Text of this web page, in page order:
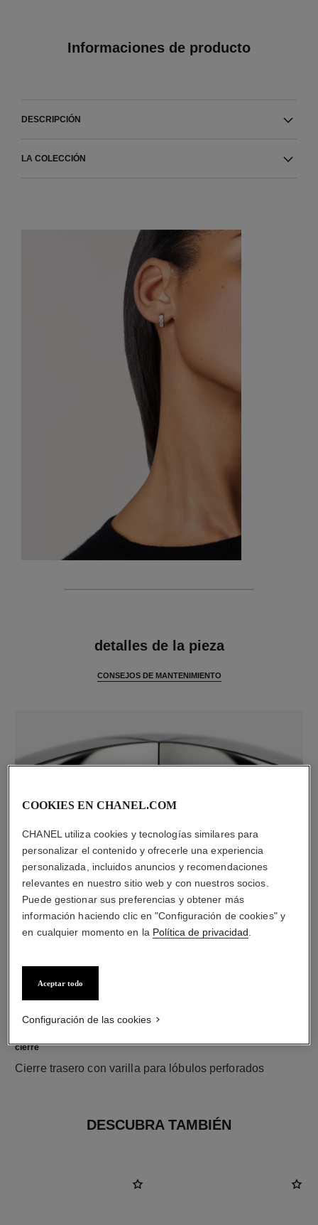
Informaciones de producto
DESCRIPCIÓN
LA COLECCIÓN
detalles de la pieza
CONSEJOS DE MANTENIMIENTO
material
Oro blanco de 18 quilates
cierre
Cierre trasero con varilla para lóbulos perforados
DESCUBRA TAMBIÉN
COOKIES EN CHANEL.COM
CHANEL utiliza cookies y tecnologías similares para
personalizar el contenido y ofrecerle una experiencia
personalizada, incluidos anuncios y recomendaciones
relevantes en nuestro sitio web y con nuestros socios.
Puede gestionar sus preferencias y obtener más
información haciendo clic en "Configuración de cookies" y
en cualquier momento en la Política de privacidad
Aceptar todo
Configuración de las cookies